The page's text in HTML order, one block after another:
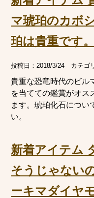
マ琥珀のカボ
珀は貴重です。
投稿日：2018/3/24 カテゴ
貴重な恐竜時代のビル
を当てての鑑賞がオス
ます。琥珀化石につい
い。
新着アイテム
そうじゃない
ーキマダイヤ